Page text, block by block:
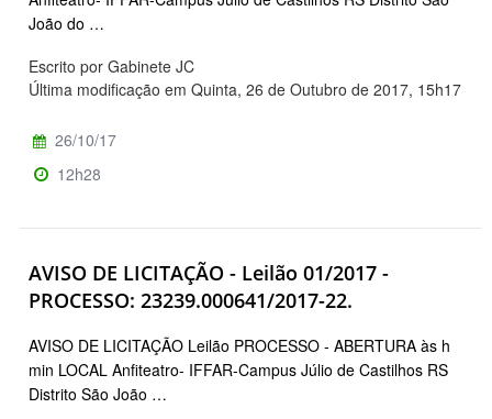
João do …
Escrito por Gabinete JC
Última modificação em Quinta, 26 de Outubro de 2017, 15h17
26/10/17
12h28
AVISO DE LICITAÇÃO - Leilão 01/2017 -
PROCESSO: 23239.000641/2017-22.
AVISO DE LICITAÇÃO Leilão PROCESSO - ABERTURA às h
min LOCAL Anfiteatro- IFFAR-Campus Júlio de Castilhos RS
Distrito São João …